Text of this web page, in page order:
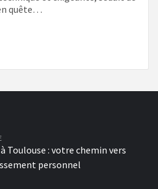
quête…
Toulouse : votre chemin vers
personnel